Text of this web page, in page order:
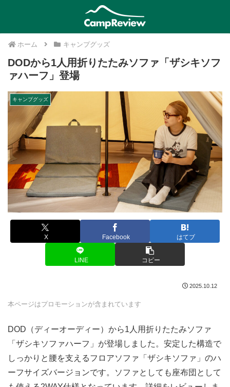
ホーム キャンプグッズ
DODから1人用折りたたみソファ「ザシキソフ
ァハーフ」登場
キャンプグッズ
X Facebook はてブ
LINE コピー
2025.10.12
本ページはプロモーションが含まれています
DOD（ディーオーディー）から1人用折りたたみソファ
「ザシキソファハーフ」が登場しました。安定した構造で
しっかりと腰を支えるフロアソファ「ザシキソファ」のハ
ーフサイズバージョンです。ソファとしても座布団として